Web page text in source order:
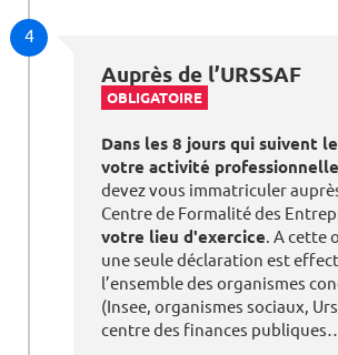
4
Auprès de l’URSSAF
OBLIGATOIRE
Dans les 8 jours qui suivent
votre activité professionnelle
devez vous immatriculer
Centre de Formalité des
votre lieu d'exercice. A cette
une seule déclaration est
l’ensemble des organismes
(Insee, organismes sociaux,
centre des finances